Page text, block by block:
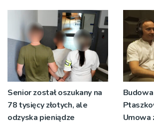
Senior został oszukany na
78 tysięcy złotych, ale
odzyska pieniądze
Umowa